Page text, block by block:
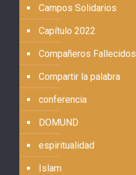
Campos Solidarios
Capítulo 2022
Compañeros Fallecidos
Compartir la palabra
conferencia
DOMUND
espiritualidad
Islam